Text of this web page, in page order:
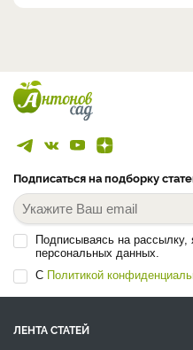
Подписаться на подборку
Подписываясь на
персональных данных.
С Политикой
ЛЕНТА СТАТЕЙ